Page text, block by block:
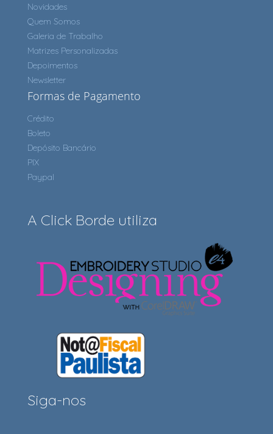
Novidades
Quem Somos
Galeria de Trabalho
Matrizes Personalizadas
Depoimentos
Newsletter
Formas de Pagamento
Crédito
Boleto
Depósito Bancário
PIX
Paypal
A Click Borde utiliza
Siga-nos